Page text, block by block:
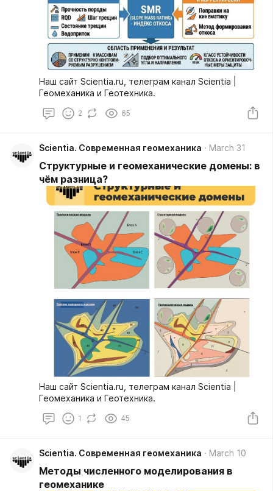
Наш сайт Scientia.ru, телеграм канал Scientia |
Геомеханика и Геотехника.
2 65
Scientia. Современная геомеханика March 31
Структурные и геомеханические домены: в
чём разница?
Наш сайт Scientia.ru, телеграм канал Scientia |
Геомеханика и Геотехника.
1 45
Scientia. Современная геомеханика March 10
Методы численного моделирования в
геомеханике